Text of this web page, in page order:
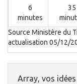
6
minutes
35
Source Ministère du
actualisation 05/12/
Array, vos